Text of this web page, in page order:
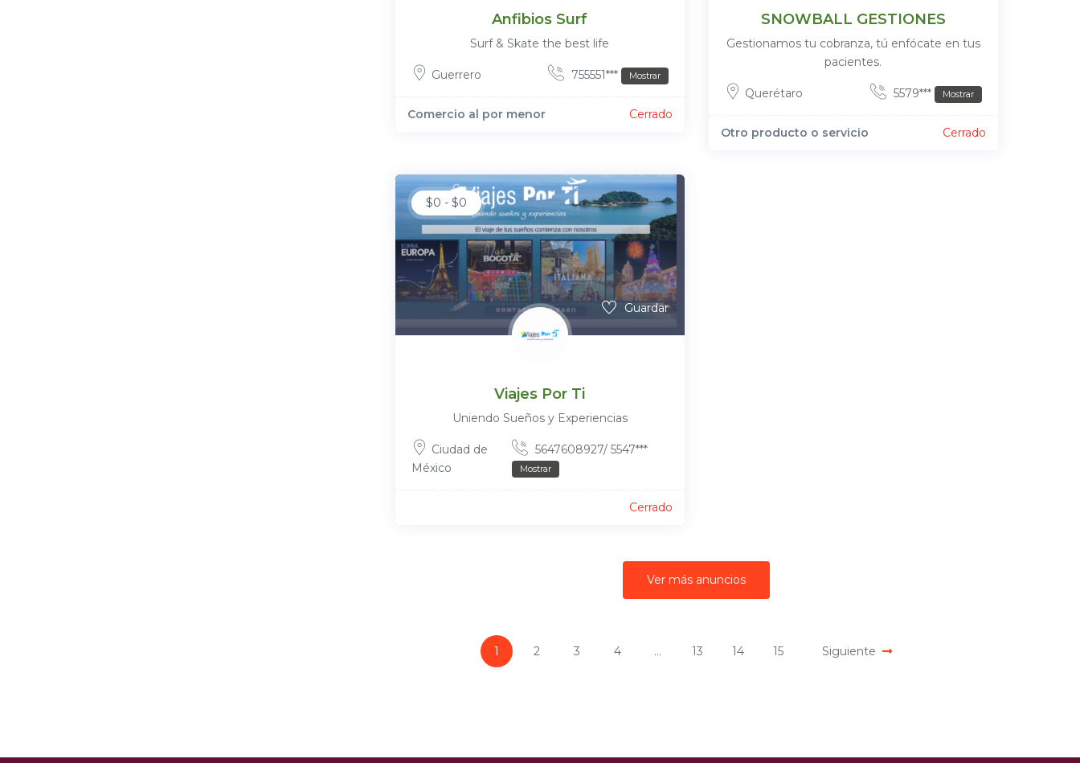
Anfibios Surf
Surf & Skate the best life
Guerrero 755551*** Mostrar
Comercio al por menor Cerrado
SNOWBALL GESTIONES
Gestionamos tu cobranza, tú enfócate en tus
pacientes.
Querétaro 5579*** Mostrar
Otro producto o servicio Cerrado
$0 - $0
Guardar
Viajes Por Ti
Uniendo Sueños y Experiencias
Ciudad de
México
5647608927/ 5547***
Mostrar
Cerrado
Ver más anuncios
1 2 3 4 ... 13 14 15 Siguiente